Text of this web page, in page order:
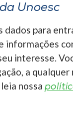
Unoesc
dados para
informações
interesse.
a qualquer
nossa